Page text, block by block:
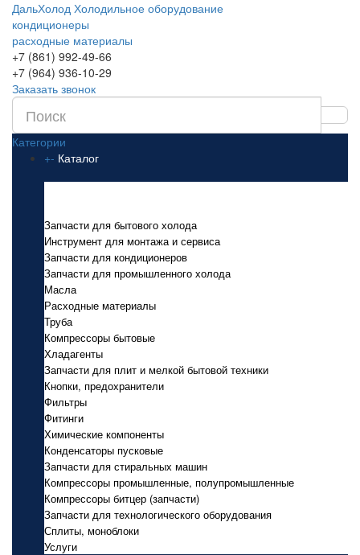
ДальХолод Холодильное оборудование
кондиционеры
расходные материалы
+7 (861) 992-49-66
+7 (964) 936-10-29
Заказать звонок
Категории
+- Каталог
Запчасти для бытового холода
Инструмент для монтажа и сервиса
Запчасти для кондиционеров
Запчасти для промышленного холода
Масла
Расходные материалы
Труба
Компрессоры бытовые
Хладагенты
Запчасти для плит и мелкой бытовой техники
Кнопки, предохранители
Фильтры
Фитинги
Химические компоненты
Конденсаторы пусковые
Запчасти для стиральных машин
Компрессоры промышленные, полупромышленные
Компрессоры битцер (запчасти)
Запчасти для технологического оборудования
Сплиты, моноблоки
Услуги